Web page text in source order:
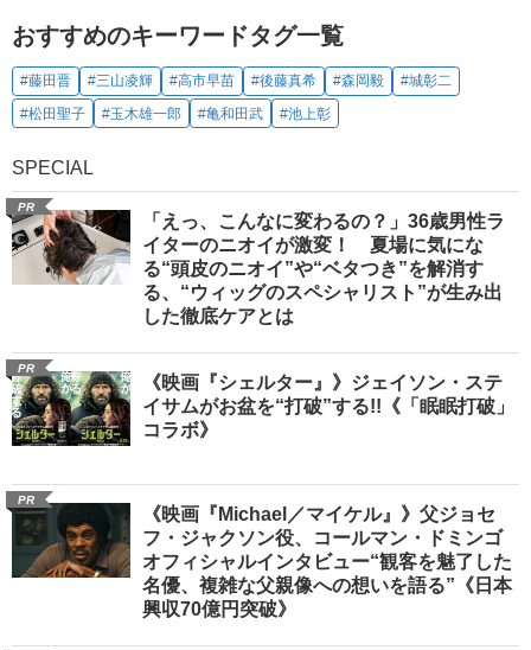
おすすめのキーワードタグ一覧
#藤田晋 #三山凌輝 #高市早苗 #後藤真希 #森岡毅
#城彰二
#松田聖子
#玉木雄一郎 #亀和田武 #池上彰
SPECIAL
PR
「えっ、こんなに変わるの？」36歳男性ラ
イターのニオイが激変！ 夏場に気にな
る“頭皮のニオイ”や“ベタつき”を解消す
る、“ウィッグのスペシャリスト”が生み出
した徹底ケアとは
PR
《映画『シェルター』》ジェイソン・ステ
イサムがお盆を“打破”する!!《「眠眠打破」
コラボ》
PR
《映画『Michael／マイケル』》父ジョセ
フ・ジャクソン役、コールマン・ドミンゴ
オフィシャルインタビュー“観客を魅了した
名優、複雑な父親像への想いを語る”《日本
興収70億円突破》